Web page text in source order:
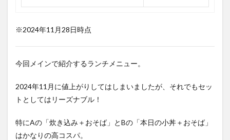
※2024年11月28日時点
今回メインで紹介するランチメニュー。
2024年11月に値上がりしてはしまいましたが、それでもセッ
トとしてはリーズナブル！
特にAの「炊き込み＋おそば」とBの「本日の小丼＋おそば」
はかなりの高コスパ。